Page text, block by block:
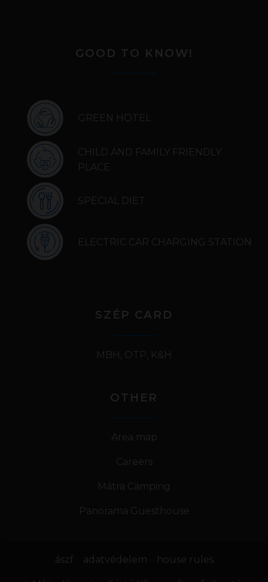
GOOD TO KNOW!
GREEN HOTEL
CHILD AND FAMILY FRIENDLY
PLACE
SPECIAL DIET
ELECTRIC CAR CHARGING STATION
SZÉP CARD
MBH, OTP, K&H
OTHER
Area map
Careers
Mátra Camping
Panorama Guesthouse
ászf adatvédelem house rules